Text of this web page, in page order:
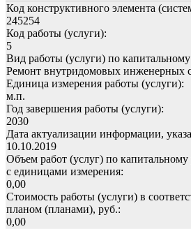
Код конструктивного элемента
245254
Код работы (услуги):
5
Вид работы (услуги) по
Ремонт внутридомовых инженерных
Единица измерения работы (услуги):
м.п.
Год завершения работы (услуги):
2030
Дата актуализации информации,
10.10.2019
Объем работ (услуг) по капитальному
с единицами измерения:
0,00
Стоимость работы (услуги) в
планом (планами), руб.:
0,00